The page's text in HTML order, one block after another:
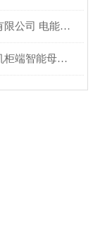
苏州华旃航天电器有限公司 电能管理系统的设计及应用
电力行业数据中心机柜端智能母线槽配电方案